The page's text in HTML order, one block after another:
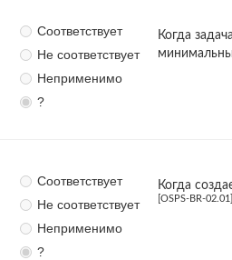
Соответствует
Не соответствует
Неприменимо
?
Когда
Соответствует
Не соответствует
Неприменимо
?
Когда
[OSPS-BR-02.01]